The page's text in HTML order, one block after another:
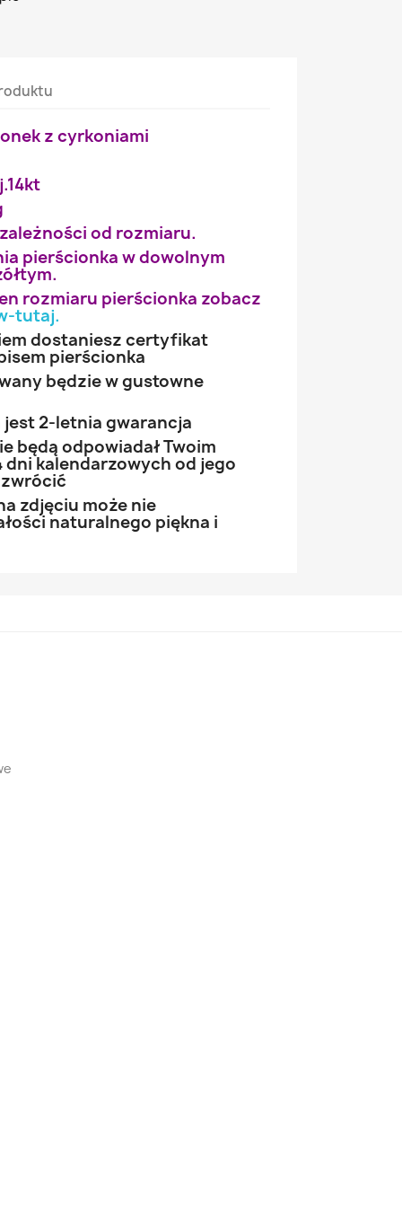
z cyrkoniami
od rozmiaru.
pierścionka w dowolnym
rozmiaru pierścionka zobacz
tutaj.
dostaniesz certyfikat
pierścionka
będzie w gustowne
2-letnia gwarancja
będą odpowiadał Twoim
dni kalendarzowych od jego
zdjęciu może nie
naturalnego piękna i